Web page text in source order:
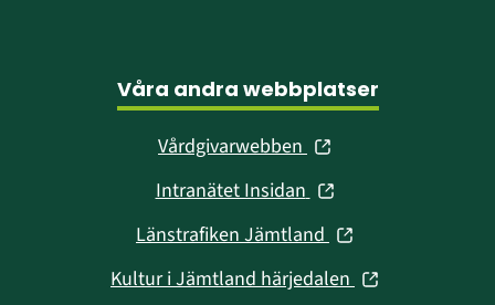
Våra andra webbplatser
Vårdgivarwebben (öppnas
nytt
fönster)
Intranätet Insidan (öppnas
nytt
fönster)
Länstrafiken Jämtland (öppnas
nytt
Kultur i Jämtland härjedalen (öppnas